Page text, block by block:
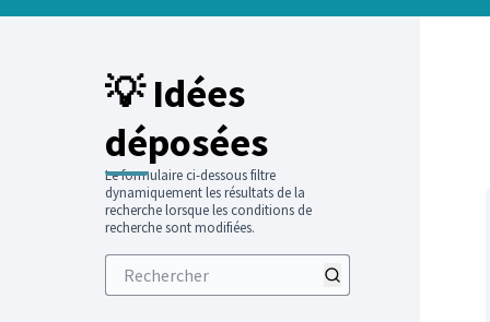
💡 Idées
déposées
Le formulaire ci-dessous filtre
dynamiquement les résultats de la
recherche lorsque les conditions de
recherche sont modifiées.